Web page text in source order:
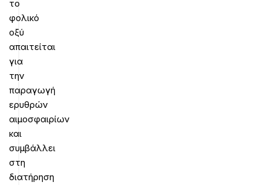
το
φολικό
οξύ
απαιτείται
για
την
παραγωγή
ερυθρών
αιμοσφαιρίων
και
συμβάλλει
στη
διατήρηση